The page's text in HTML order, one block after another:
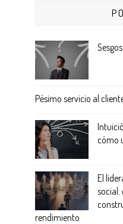
Pésimo servicio al
cómo
El
social:
rendimiento